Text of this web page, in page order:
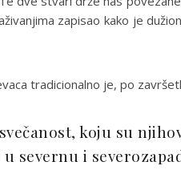
zapisao kako je
tradicionalno je, po
koju su
severnu i